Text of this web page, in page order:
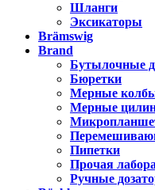
Шланги
Эксикаторы
Brämswig
Brand
Бутылочные
Бюретки
Мерные
Мерные
Пипетки
Прочая
Ручные